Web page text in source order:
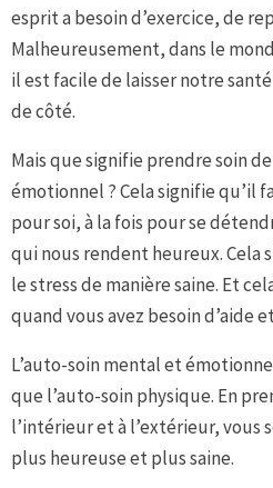
esprit a besoin d’exercice, de
Malheureusement, dans le
il est facile de laisser notre
de côté.
Mais que signifie prendre soin
émotionnel ? Cela signifie qu’il
pour soi, à la fois pour se
qui nous rendent heureux. Cela
le stress de manière saine. Et
quand vous avez besoin d’aide
L’auto-soin mental et
que l’auto-soin physique. En
l’intérieur et à l’extérieur, vous
plus heureuse et plus saine.